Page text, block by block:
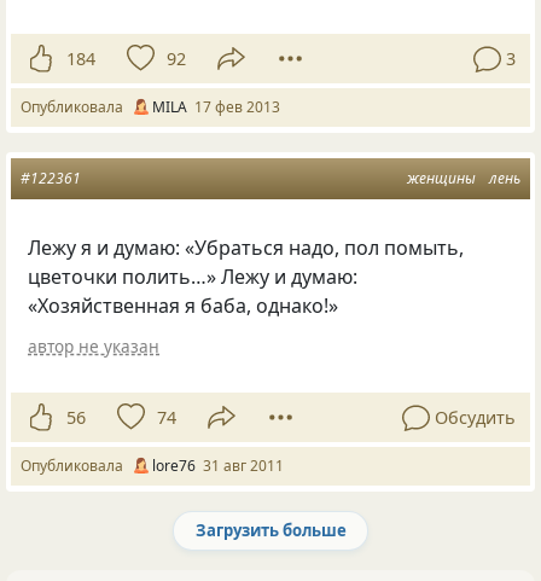
184 92 3
Опубликовала MILA 17 фев 2013
женщины лень
#122361
Лежу я и думаю: «Убраться надо, пол помыть,
цветочки полить…» Лежу и думаю:
«Хозяйственная я баба, однако!»
автор не указан
56 74 Обсудить
Опубликовала lore76 31 авг 2011
Загрузить больше